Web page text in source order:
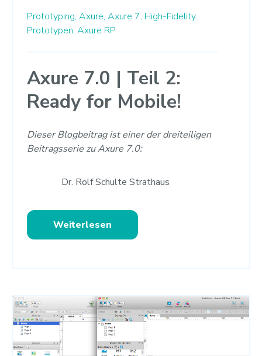
Prototyping, Axure, Axure 7, High-Fidelity
Prototypen, Axure RP
Axure 7.0 | Teil 2:
Ready for Mobile!
Dieser Blogbeitrag ist einer der dreiteiligen
Beitragsserie zu Axure 7.0:
Dr. Rolf Schulte Strathaus
Weiterlesen